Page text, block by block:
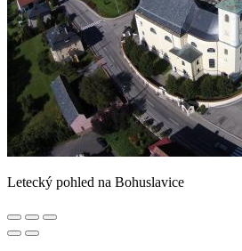
Letecký pohled na Bohuslavice